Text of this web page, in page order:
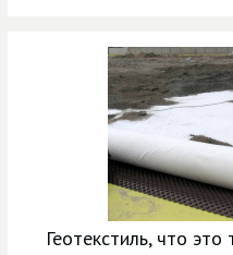
Геотекстиль, что это